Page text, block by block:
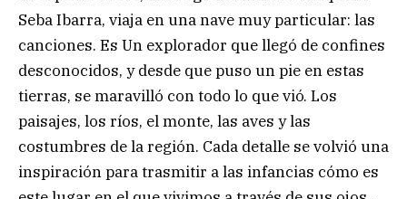
Seba Ibarra, viaja en una nave muy particular: las
canciones. Es Un explorador que llegó de confines
desconocidos, y desde que puso un pie en estas
tierras, se maravilló con todo lo que vió. Los
paisajes, los ríos, el monte, las aves y las
costumbres de la región. Cada detalle se volvió una
inspiración para trasmitir a las infancias cómo es